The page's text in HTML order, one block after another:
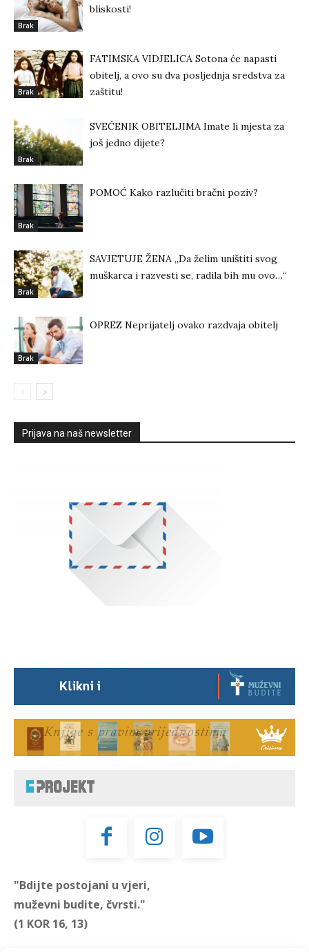
Brak
bliskosti!
Brak
FATIMSKA VIDJELICA Sotona će napasti
obitelj, a ovo su dva posljednja sredstva za
zaštitu!
Brak
SVEĆENIK OBITELJIMA Imate li mjesta za
još jedno dijete?
Brak
POMOĆ Kako razlučiti bračni poziv?
Brak
SAVJETUJE ŽENA „Da želim uništiti svog
muškarca i razvesti se, radila bih mu ovo…“
Brak
OPREZ Neprijatelj ovako razdvaja obitelj
Prijava na naš newsletter
"Bdijte postojani u vjeri,
muževni budite, čvrsti."
(1 KOR 16, 13)